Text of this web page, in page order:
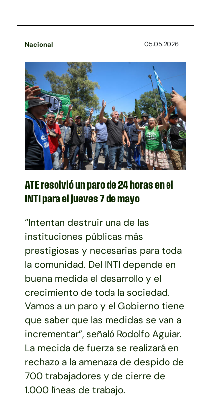
Nacional 05.05.2026
ATE resolvió un paro de 24 horas en el
INTI para el jueves 7 de mayo
“Intentan destruir una de las
instituciones públicas más
prestigiosas y necesarias para toda
la comunidad. Del INTI depende en
buena medida el desarrollo y el
crecimiento de toda la sociedad.
Vamos a un paro y el Gobierno tiene
que saber que las medidas se van a
incrementar”, señaló Rodolfo Aguiar.
La medida de fuerza se realizará en
rechazo a la amenaza de despido de
700 trabajadores y de cierre de
1.000 líneas de trabajo.